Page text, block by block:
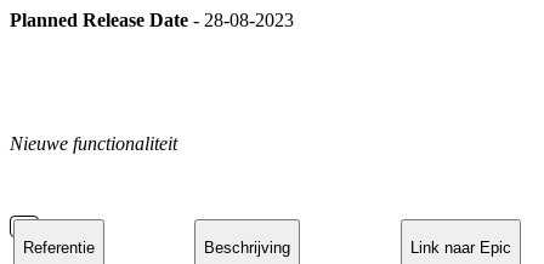
Planned Release Date - 28-08-2023
Nieuwe functionaliteit
Referentie Beschrijving Link naar Epic